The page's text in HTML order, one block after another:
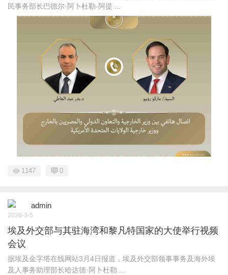
民事务部长巴德尔·阿卜杜勒-阿提 ...
1147 0
admin
2026-3-5
埃及外交部与其驻海湾和黎凡特国家的大使举行视频
会议
据埃及金字塔在线网站3月4日报道，埃及外交部领事事务及海外埃
及人事务助理部长哈达德·阿卜杜勒 ...